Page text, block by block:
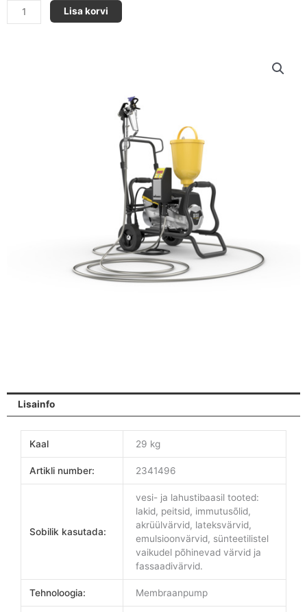
Superfinish
23
Lisa korvi
Lisainfo
Kaal 29 kg
Artikli number: 2341496
Sobilik kasutada:
vesi- ja lahustibaasil tooted:
lakid, peitsid, immutusõlid,
akrüülvärvid, lateksvärvid,
emulsioonvärvid, sünteetilistel
vaikudel põhinevad värvid ja
fassaadivärvid.
Tehnoloogia: Membraanpump